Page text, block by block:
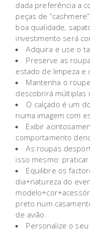
dada preferência a
peças de
boa qualidade,
investimento será
Adquira e use o
Preserve as
estado de limpeza e
Mantenha o
descobrirá múltiplas
O calçado é um
numa imagem com
Exibir
comportamento
As roupas
isso mesmo:
Equilibre os
dia+natureza do
preto num
de avião.
Personalize o seu